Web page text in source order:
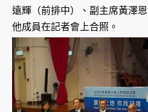
遠輝（前排中）、副主席黃澤
他成員在記者會上合照。